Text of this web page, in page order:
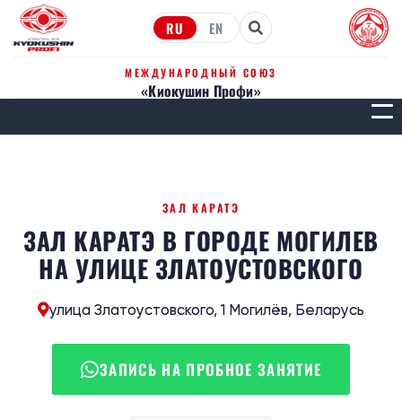
RU EN
МЕЖДУНАРОДНЫЙ СОЮЗ
«Киокушин Профи»
ЗАЛ КАРАТЭ
ЗАЛ КАРАТЭ В ГОРОДЕ МОГИЛЕВ
НА УЛИЦЕ ЗЛАТОУСТОВСКОГО
улица Златоустовского, 1 Могилёв, Беларусь
ЗАПИСЬ НА ПРОБНОЕ ЗАНЯТИЕ